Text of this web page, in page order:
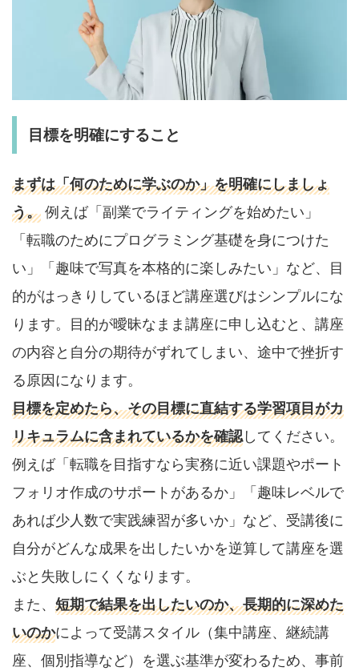
目標を明確にすること
まずは「何のために学ぶのか」を明確にしましょ
う。 例えば「副業でライティングを始めたい」
「転職のためにプログラミング基礎を身につけた
い」「趣味で写真を本格的に楽しみたい」など、目
的がはっきりしているほど講座選びはシンプルにな
ります。目的が曖昧なまま講座に申し込むと、講座
の内容と自分の期待がずれてしまい、途中で挫折す
る原因になります。
目標を定めたら、その目標に直結する学習項目がカ
リキュラムに含まれているかを確認してください。
例えば「転職を目指すなら実務に近い課題やポート
フォリオ作成のサポートがあるか」「趣味レベルで
あれば少人数で実践練習が多いか」など、受講後に
自分がどんな成果を出したいかを逆算して講座を選
ぶと失敗しにくくなります。
また、 短期で結果を出したいのか、長期的に深めた
いのかによって受講スタイル（集中講座、継続講
座、個別指導など）を選ぶ基準が変わるため、事前